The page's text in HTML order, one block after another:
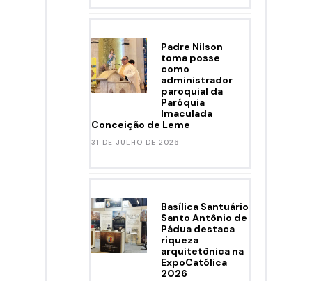
Padre Nilson
toma posse
como
administrador
paroquial da
Paróquia
Imaculada
Conceição de Leme
31 DE JULHO DE 2026
Basílica Santuário
Santo Antônio de
Pádua destaca
riqueza
arquitetônica na
ExpoCatólica
2026